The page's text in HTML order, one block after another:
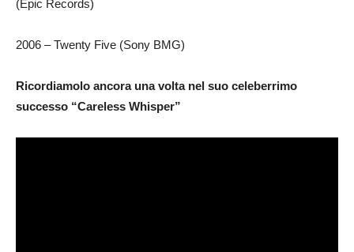
(Epic Records)
2006 – Twenty Five (Sony BMG)
Ricordiamolo ancora una volta nel suo celeberrimo
successo “Careless Whisper”